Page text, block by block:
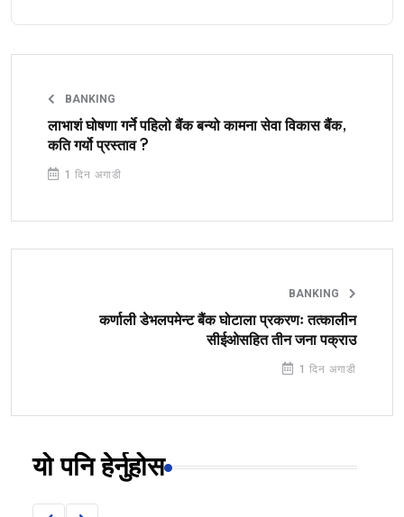
BANKING
लाभाशं घोषणा गर्ने पहिलो बैंक बन्यो कामना सेवा विकास बैंक,
कति गर्यो प्रस्ताव ?
1 दिन अगाडी
BANKING
कर्णाली डेभलपमेन्ट बैंक घोटाला प्रकरणः तत्कालीन
सीईओसहित तीन जना पक्राउ
1 दिन अगाडी
यो पनि हेर्नुहोस